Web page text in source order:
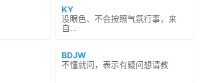
KY
没眼色、不会按照气氛行事，来
自...
BDJW
不懂就问，表示有疑问想请教